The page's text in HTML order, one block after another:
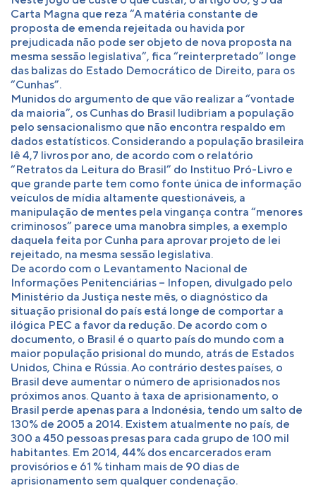
Carta Magna que reza “A matéria constante de
proposta de emenda rejeitada ou havida por
prejudicada não pode ser objeto de nova proposta na
mesma sessão legislativa”, fica “reinterpretado” longe
das balizas do Estado Democrático de Direito, para os
“Cunhas”.
Munidos do argumento de que vão realizar a “vontade
da maioria”, os Cunhas do Brasil ludibriam a população
pelo sensacionalismo que não encontra respaldo em
dados estatísticos. Considerando a população brasileira
lê 4,7 livros por ano, de acordo com o relatório
“Retratos da Leitura do Brasil” do Instituo Pró-Livro e
que grande parte tem como fonte única de informação
veículos de mídia altamente questionáveis, a
manipulação de mentes pela vingança contra “menores
criminosos” parece uma manobra simples, a exemplo
daquela feita por Cunha para aprovar projeto de lei
rejeitado, na mesma sessão legislativa.
De acordo com o Levantamento Nacional de
Informações Penitenciárias – Infopen, divulgado pelo
Ministério da Justiça neste mês, o diagnóstico da
situação prisional do país está longe de comportar a
ilógica PEC a favor da redução. De acordo com o
documento, o Brasil é o quarto país do mundo com a
maior população prisional do mundo, atrás de Estados
Unidos, China e Rússia. Ao contrário destes países, o
Brasil deve aumentar o número de aprisionados nos
próximos anos. Quanto à taxa de aprisionamento, o
Brasil perde apenas para a Indonésia, tendo um salto de
130% de 2005 a 2014. Existem atualmente no país, de
300 a 450 pessoas presas para cada grupo de 100 mil
habitantes. Em 2014, 44% dos encarcerados eram
provisórios e 61 % tinham mais de 90 dias de
aprisionamento sem qualquer condenação.